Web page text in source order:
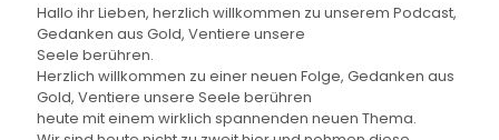
Hallo ihr Lieben, herzlich willkommen zu unserem Podcast,
Gedanken aus Gold, Ventiere unsere
Seele berühren.
Herzlich willkommen zu einer neuen Folge, Gedanken aus
Gold, Ventiere unsere Seele berühren
heute mit einem wirklich spannenden neuen Thema.